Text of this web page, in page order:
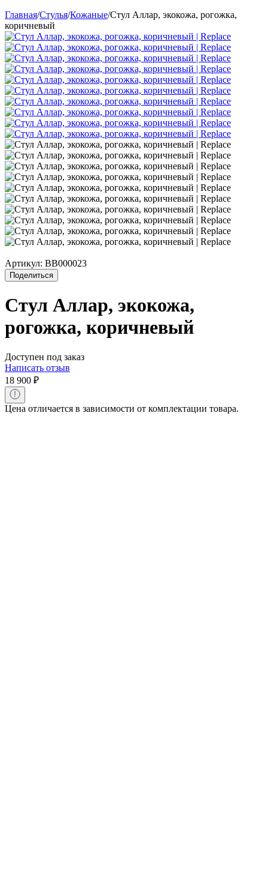
Главная/Стулья/Кожаные/Стул Аллар, экокожа, рогожка,
коричневый
Артикул: BB000023
Поделиться
Стул Аллар, экокожа,
рогожка, коричневый
Доступен под заказ
Написать отзыв
18 900 ₽
Цена отличается в зависимости от комплектации товара.